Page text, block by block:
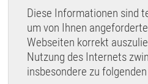
Diese Informationen sind
um von Ihnen
Webseiten korrekt
Nutzung des Internets
insbesondere zu